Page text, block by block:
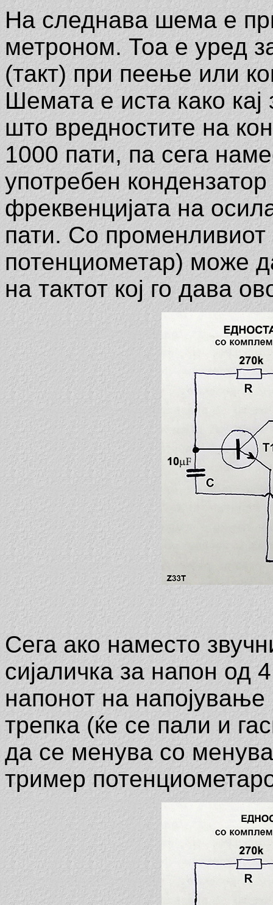
На следнава шема е
метроном. Тоа е уред
(такт) при пеење или
Шемата е иста како
што вредностите на
1000 пати, па сега
употребен
фреквенцијата на
пати. Со променливиот
потенциометар) може
на тактот кој го дава
Сега ако наместо
сијаличка за напон од
напонот на
трепка (ќе се пали и
да се менува со
тример